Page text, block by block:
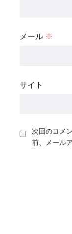
メール ※
サイト
次回のコメ
前、メール